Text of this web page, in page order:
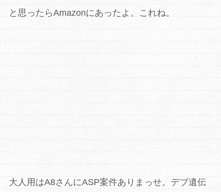
と思ったらAmazonにあったよ。これね。
大人用はA8さんにASP案件ありまっせ。デブ遺伝